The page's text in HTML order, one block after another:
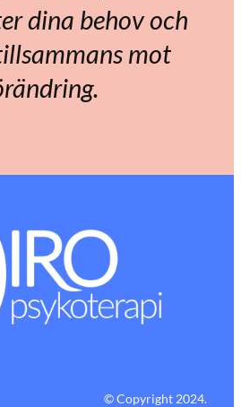
dina behov och
mot
© Copyright 2024.